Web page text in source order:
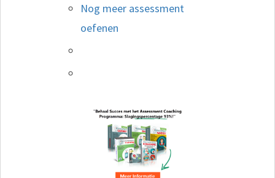
Nog meer assessment
oefenen